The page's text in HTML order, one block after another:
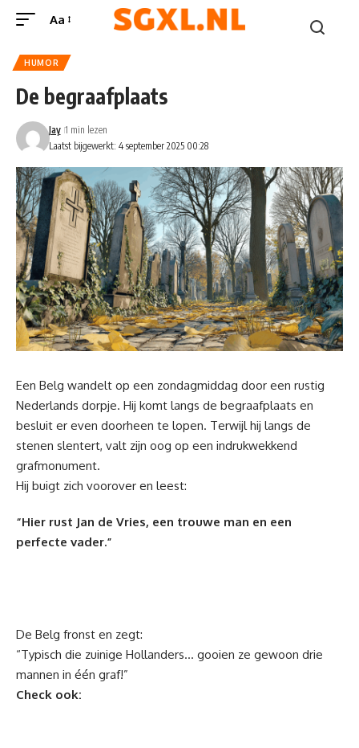
Aa
HUMOR
De begraafplaats
Laatst bijgewerkt: 4 september 2025 00:28
Jay 1 min lezen
Een Belg wandelt op een zondagmiddag door een rustig
Nederlands dorpje. Hij komt langs de begraafplaats en
besluit er even doorheen te lopen. Terwijl hij langs de
stenen slentert, valt zijn oog op een indrukwekkend
grafmonument.
Hij buigt zich voorover en leest:
“Hier rust Jan de Vries, een trouwe man en een
perfecte vader.”
De Belg fronst en zegt:
“Typisch die zuinige Hollanders… gooien ze gewoon drie
mannen in één graf!”
Check ook: